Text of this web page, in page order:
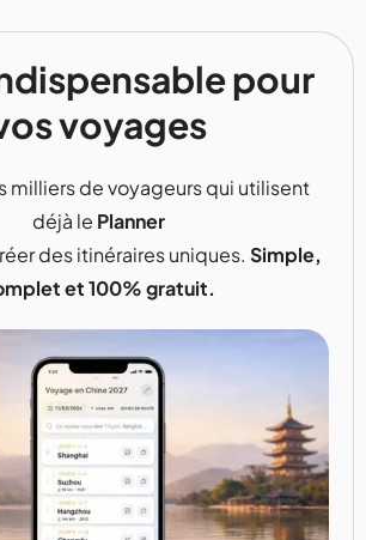
pour
voyages
milliers de voyageurs qui utilisent
déjà le Planner
des itinéraires uniques. Simple,
et 100% gratuit.